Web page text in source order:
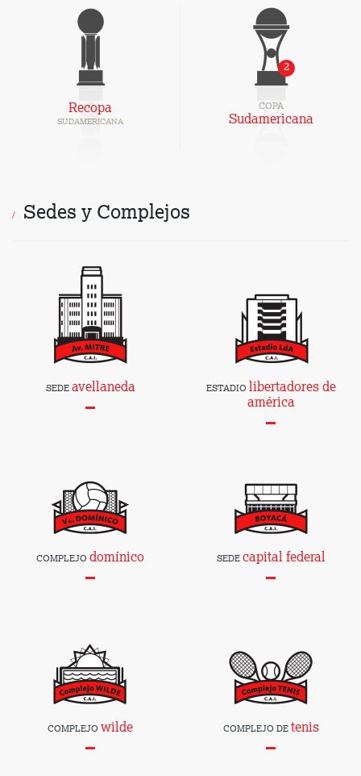
Recopa
SUDAMERICANA
2
COPA
Sudamericana
Sedes y Complejos
SEDE avellaneda ESTADIO libertadores de
américa
COMPLEJO domínico SEDE capital federal
COMPLEJO wilde COMPLEJO DE tenis